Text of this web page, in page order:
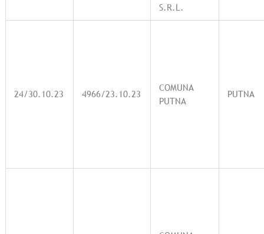
S.R.L.
24/30.10.23 4966/23.10.23
COMUNA
PUTNA
PUTNA